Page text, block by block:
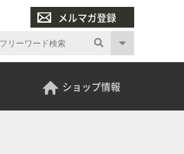
メルマガ登録
ショップ情報